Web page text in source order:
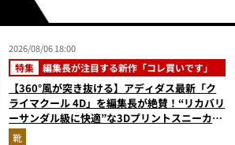
2026/08/06 18:00
特集 編集長が注目する新作「コレ買いです」
【360°風が突き抜ける】アディダス最新「ク
ライマクール 4D」を編集長が絶賛！“リカバリ
ーサンダル級に快適”な3Dプリントスニーカー
『コレ買いです』Vol.173
靴